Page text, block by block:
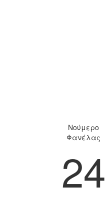
Νούμερο
Φανέλας
24